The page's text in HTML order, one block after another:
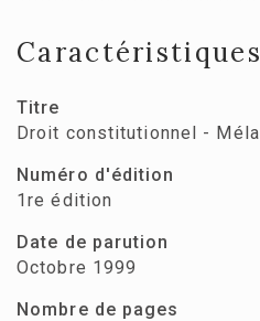
Titre
Droit constitutionnel -
Numéro d'édition
1re édition
Date de parution
Octobre 1999
Nombre de pages